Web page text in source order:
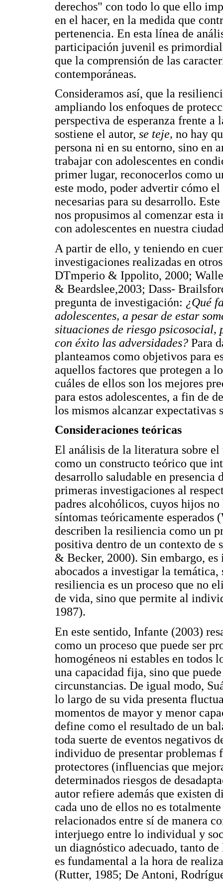
derechos" con todo lo que ello
en el hacer, en la medida que
pertenencia. En esta línea de
participación juvenil es
que la comprensión de las
contemporáneas.
Consideramos así, que la
ampliando los enfoques de
perspectiva de esperanza frente
sostiene el autor, se teje, no hay
persona ni en su entorno, sino en
trabajar con adolescentes en
primer lugar, reconocerlos como
este modo, poder advertir cómo
necesarias para su desarrollo.
nos propusimos al comenzar esta
con adolescentes en nuestra
A partir de ello, y teniendo en
investigaciones realizadas en
DTmperio & Ippolito, 2000;
& Beardslee,2003; Dass-
pregunta de investigación: ¿Qué
adolescentes, a pesar de estar
situaciones de riesgo psicosocial,
con éxito las adversidades? Para
planteamos como objetivos para
aquellos factores que protegen a
cuáles de ellos son los mejores
para estos adolescentes, a fin de
los mismos alcanzar expectativas
Consideraciones teóricas
El análisis de la literatura sobre
como un constructo teórico que
desarrollo saludable en presencia
primeras investigaciones al
padres alcohólicos, cuyos hijos
síntomas teóricamente esperados
describen la resiliencia como un
positiva dentro de un contexto
& Becker, 2000). Sin embargo,
abocados a investigar la
resiliencia es un proceso que no
de vida, sino que permite al
1987).
En este sentido, Infante (2003)
como un proceso que puede ser
homogéneos ni estables en todos
una capacidad fija, sino que
circunstancias. De igual modo,
lo largo de su vida presenta
momentos de mayor y menor
define como el resultado de un
toda suerte de eventos negativos
individuo de presentar problemas
protectores (influencias que
determinados riesgos de
autor refiere además que existen
cada uno de ellos no es
relacionados entre sí de manera
interjuego entre lo individual y
un diagnóstico adecuado, tanto
es fundamental a la hora de
(Rutter, 1985; De Antoni,